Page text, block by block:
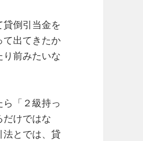
倒引当金を
て出てきたか
前みたいな
「２級持っ
けではな
法とでは、貸